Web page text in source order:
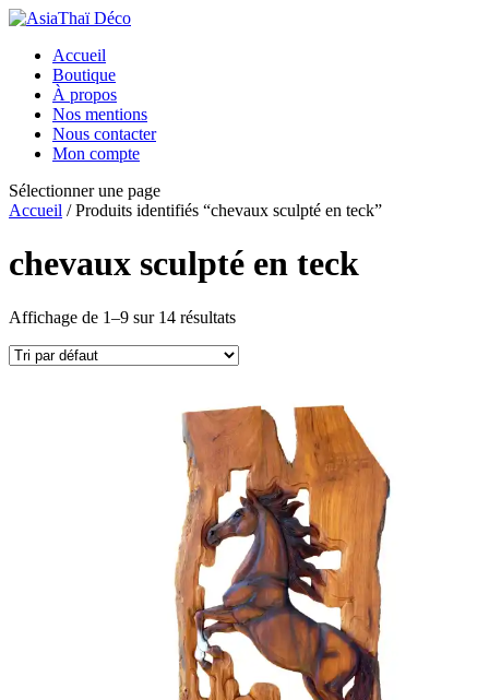
Accueil
Boutique
À propos
Nos mentions
Nous contacter
Mon compte
Sélectionner une page
Accueil / Produits identifiés “chevaux sculpté en teck”
chevaux sculpté en teck
Affichage de 1–9 sur 14 résultats